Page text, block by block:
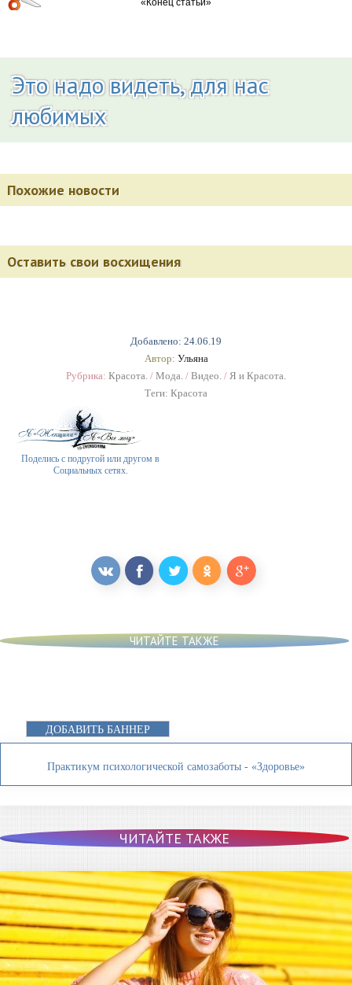
Добавлено: 24.06.19
Автор: Ульяна
Рубрика: Красота. / Мода. / Видео. / Я и Красота.
Теги: Красота
Поделись с подругой или другом в
Социальных сетях.
Это надо видеть, для нас
любимых
Похожие новости
Оставить свои восхищения
ЧИТАЙТЕ ТАКЖЕ
ДОБАВИТЬ БАННЕР
Практикум психологической самозаботы - «Здоровье»
ЧИТАЙТЕ ТАКЖЕ